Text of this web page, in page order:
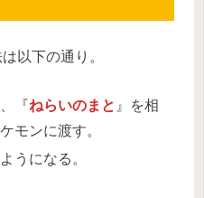
以下の通り。
『ねらいのまと 』を相
モンに渡す。
うになる。